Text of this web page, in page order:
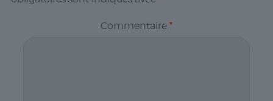
Commentaire *